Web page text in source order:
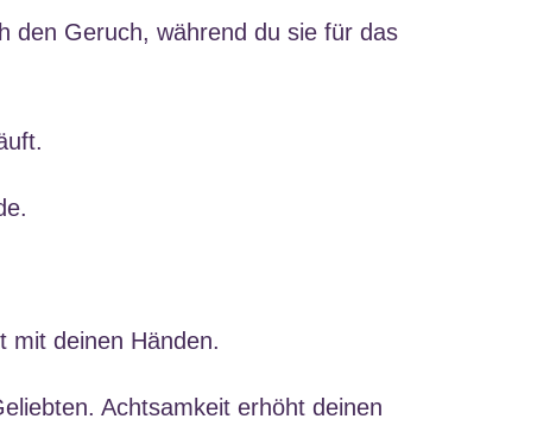
den Geruch, während du sie für das
mit deinen Händen.
Achtsamkeit erhöht deinen